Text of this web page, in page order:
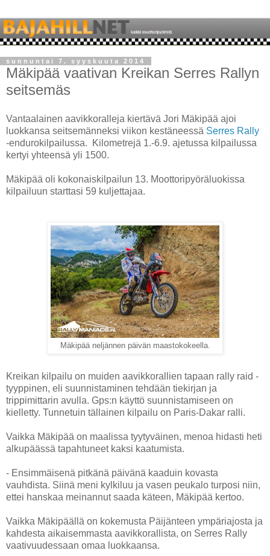
sunnuntai 7. syyskuuta 2014
Mäkipää vaativan Kreikan Serres Rallyn
seitsemäs
Vantaalainen aavikkoralleja kiertävä Jori Mäkipää ajoi
luokkansa seitsemänneksi viikon kestäneessä Serres Rally
-endurokilpailussa. Kilometrejä 1.-6.9. ajetussa kilpailussa
kertyi yhteensä yli 1500.
Mäkipää oli kokonaiskilpailun 13. Moottoripyöräluokissa
kilpailuun starttasi 59 kuljettajaa.
Mäkipää neljännen päivän maastokokeella.
Kreikan kilpailu on muiden aavikkorallien tapaan rally raid -
tyyppinen, eli suunnistaminen tehdään tiekirjan ja
trippimittarin avulla. Gps:n käyttö suunnistamiseen on
kielletty. Tunnetuin tällainen kilpailu on Paris-Dakar ralli.
Vaikka Mäkipää on maalissa tyytyväinen, menoa hidasti heti
alkupäässä tapahtuneet kaksi kaatumista.
- Ensimmäisenä pitkänä päivänä kaaduin kovasta
vauhdista. Siinä meni kylkiluu ja vasen peukalo turposi niin,
ettei hanskaa meinannut saada käteen, Mäkipää kertoo.
Vaikka Mäkipäällä on kokemusta Päijänteen ympäriajosta ja
kahdesta aikaisemmasta aavikkorallista, on Serres Rally
vaativuudessaan omaa luokkaansa.